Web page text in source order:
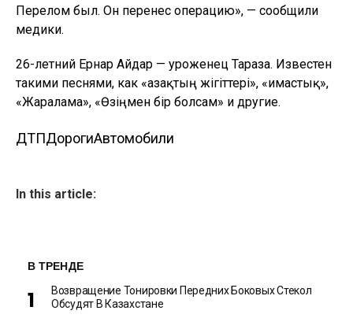
Перелом был. Он перенес операцию», — сообщили
медики.
26-летний Ернар Айдар — уроженец Тараза. Известен
такими песнями, как «Қазақтың жігіттері», «Қимастық»,
«Жаралама», «Өзіңмен бір болсам» и другие.
ДТПДорогиАвтомобили
In this article:
В ТРЕНДЕ
Возвращение Тонировки Передних Боковых Стекол
Обсудят В Казахстане